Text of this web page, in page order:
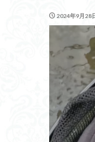
2024年9月28